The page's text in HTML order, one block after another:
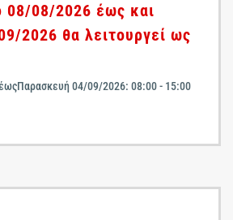
08/08/2026 έως και
2026 θα λειτουργεί ως
04/09/2026: 08:00 - 15:00